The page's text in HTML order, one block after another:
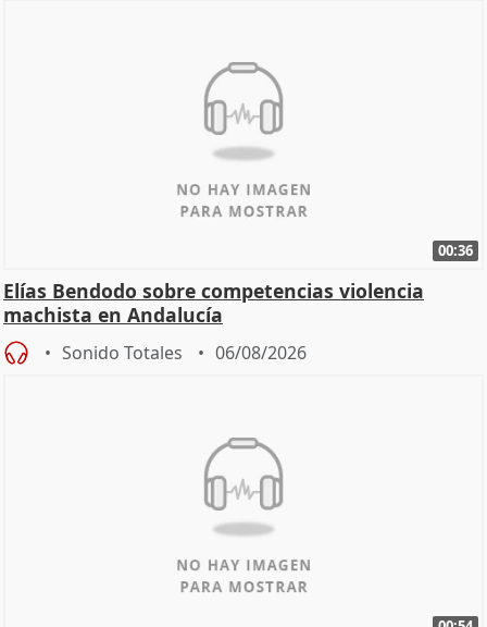
00:36
Elías Bendodo sobre competencias violencia
machista en Andalucía
Sonido Totales 06/08/2026